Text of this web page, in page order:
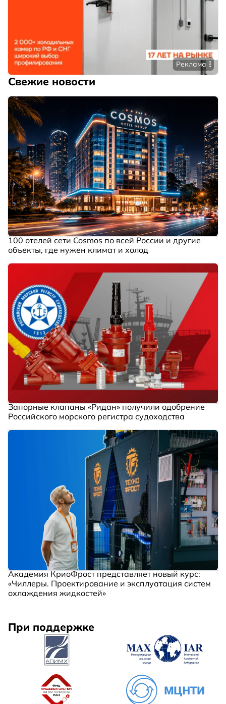
Реклама
Свежие новости
100 отелей сети Cosmos по всей России и другие
объекты, где нужен климат и холод
Запорные клапаны «Ридан» получили одобрение
Российского морского регистра судоходства
Академия КриоФрост представляет новый курс:
«Чиллеры. Проектирование и эксплуатация систем
охлаждения жидкостей»
При поддержке